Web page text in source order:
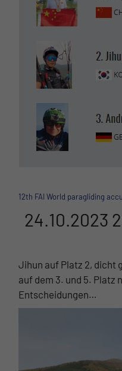
12th FAI World paragliding
24.10.2023
Jihun auf Platz 2, dicht
auf dem 3. und 5. Platz
Entscheidungen…